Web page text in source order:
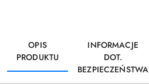
OPIS
PRODUKTU
INFORMACJE
DOT.
BEZPIECZEŃSTWA